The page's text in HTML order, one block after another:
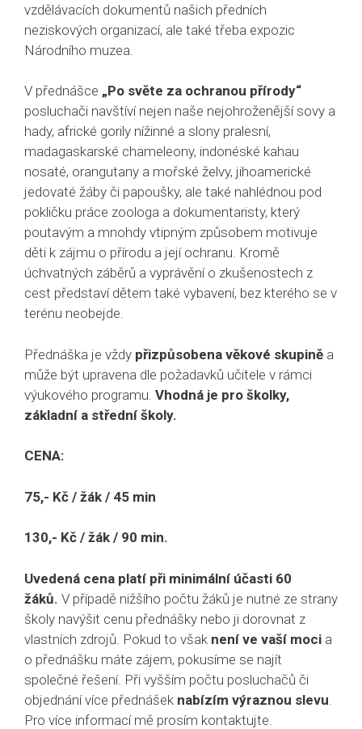
vzdělávacích dokumentů našich předních
neziskových organizací, ale také třeba expozic
Národního muzea.
V přednášce „Po světe za ochranou přírody“
posluchači navštíví nejen naše nejohroženější sovy a
hady, africké gorily nížinné a slony pralesní,
madagaskarské chameleony, indonéské kahau
nosaté, orangutany a mořské želvy, jihoamerické
jedovaté žáby či papoušky, ale také nahlédnou pod
pokličku práce zoologa a dokumentaristy, který
poutavým a mnohdy vtipným způsobem motivuje
děti k zájmu o přírodu a její ochranu. Kromě
úchvatných záběrů a vyprávění o zkušenostech z
cest představí dětem také vybavení, bez kterého se v
terénu neobejde.
Přednáška je vždy přizpůsobena věkové skupině a
může být upravena dle požadavků učitele v rámci
výukového programu. Vhodná je pro školky,
základní a střední školy.
CENA:
75,- Kč / žák / 45 min
130,- Kč / žák / 90 min.
Uvedená cena platí při minimální účasti 60
žáků. V případě nižšího počtu žáků je nutné ze strany
školy navýšit cenu přednášky nebo ji dorovnat z
vlastních zdrojů. Pokud to však není ve vaší moci a
o přednášku máte zájem, pokusíme se najít
společné řešení. Při vyšším počtu posluchačů či
objednání více přednášek nabízím výraznou slevu
Pro více informací mě prosím kontaktujte.